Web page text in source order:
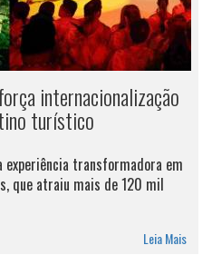
internacionalização
turístico
experiência transformadora em
que atraiu mais de 120 mil
Leia Mais